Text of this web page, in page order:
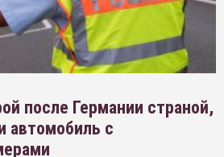
после Германии страной,
автомобиль с